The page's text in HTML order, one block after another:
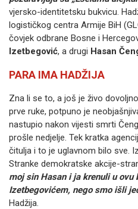
vjersko-identitetsku bukvicu.
logističkog centra Armije BiH
čovjek odbrane Bosne i
Izetbegović, a drugi Hasan
PARA IMA HADŽIJA
Zna li se to, a još je živo
prve ruke, potpuno je
nastupio nakon vijesti smrti
prošle nedjelje. Tek kratka
čitulja i to je uglavnom bilo sve.
Stranke demokratske akcije-
moj sin Hasan i ja krenuli u ovu
Izetbegovićem, nego smo išli
Hadžija.